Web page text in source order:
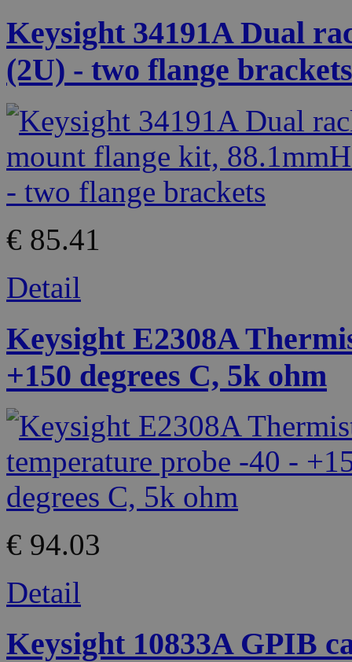
Keysight 34191A Dual
(2U) - two flange brackets
€ 85.41
Detail
Keysight E2308A
+150 degrees C, 5k ohm
€ 94.03
Detail
Keysight 10833A GPIB